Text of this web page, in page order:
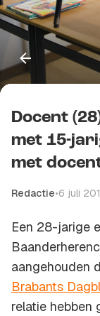
Docent
met 15-
met
Redactie•6 juli
Een 28-jarige
aangehouden
Brabants
relatie hebben